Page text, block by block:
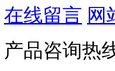
在线留言 网
产品咨询热